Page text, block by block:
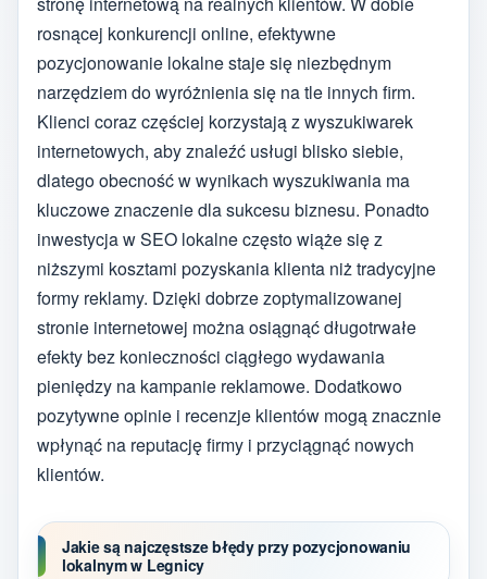
rosnącej konkurencji online, efektywne
pozycjonowanie lokalne staje się niezbędnym
narzędziem do wyróżnienia się na tle innych firm.
Klienci coraz częściej korzystają z wyszukiwarek
internetowych, aby znaleźć usługi blisko siebie,
dlatego obecność w wynikach wyszukiwania ma
kluczowe znaczenie dla sukcesu biznesu. Ponadto
inwestycja w SEO lokalne często wiąże się z
niższymi kosztami pozyskania klienta niż tradycyjne
formy reklamy. Dzięki dobrze zoptymalizowanej
stronie internetowej można osiągnąć długotrwałe
efekty bez konieczności ciągłego wydawania
pieniędzy na kampanie reklamowe. Dodatkowo
pozytywne opinie i recenzje klientów mogą znacznie
wpłynąć na reputację firmy i przyciągnąć nowych
klientów.
Jakie są najczęstsze błędy przy pozycjonowaniu
lokalnym w Legnicy